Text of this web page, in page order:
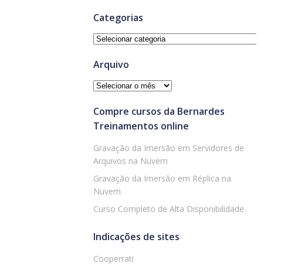
Categorias
Categorias
Arquivo
Arquivo
Compre cursos da Bernardes
Treinamentos online
Gravação da Imersão em Servidores de
Arquivos na Nuvem
Gravação da Imersão em Réplica na
Nuvem
Curso Completo de Alta Disponibilidade
Indicações de sites
Cooperrati